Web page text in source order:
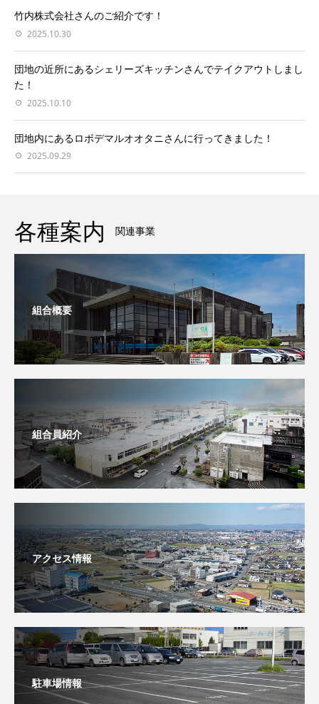
竹内株式会社さんのご紹介です！
2025.10.30
団地の近所にあるシェリーズキッチンさんでテイクアウトしまし
た！
2025.10.10
団地内にあるロボデマルオオタニさんに行ってきました！
2025.09.29
各種案内 関連事業
組合概要
組合員紹介
アクセス情報
駐車場情報